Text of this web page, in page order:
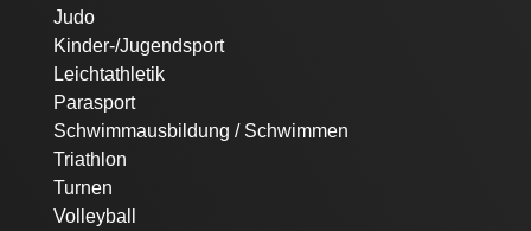
Judo
Kinder-/Jugendsport
Leichtathletik
Parasport
Schwimmausbildung / Schwimmen
Triathlon
Turnen
Volleyball